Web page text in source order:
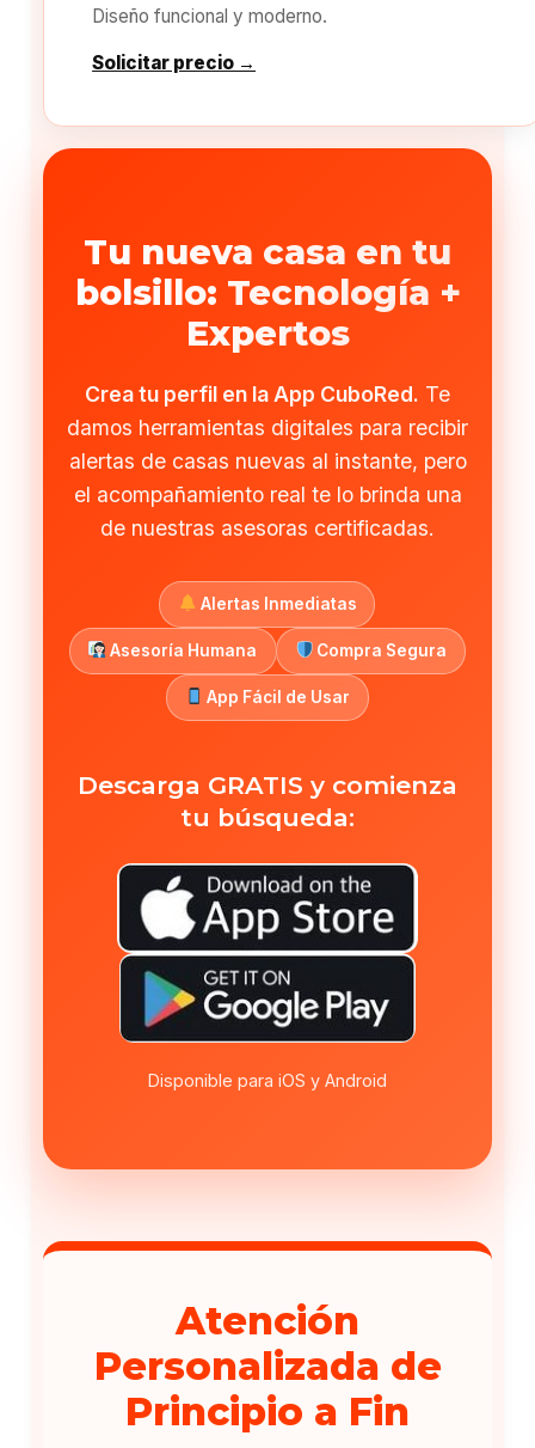
Diseño funcional y moderno.
Solicitar precio →
Tu nueva casa en tu
bolsillo: Tecnología +
Expertos
Crea tu perfil en la App CuboRed. Te
damos herramientas digitales para recibir
alertas de casas nuevas al instante, pero
el acompañamiento real te lo brinda una
de nuestras asesoras certificadas.
Alertas Inmediatas
Asesoría Humana Compra Segura
App Fácil de Usar
Descarga GRATIS y comienza
tu búsqueda:
Disponible para iOS y Android
Atención
Personalizada de
Principio a Fin